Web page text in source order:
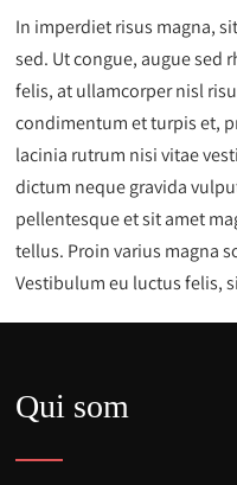
In imperdiet risus magna,
sed. Ut congue, augue
felis, at ullamcorper nisl
condimentum et turpis et,
lacinia rutrum nisi vitae
dictum neque gravida
pellentesque et sit amet
tellus. Proin varius magna
Vestibulum eu luctus felis,
Qui som